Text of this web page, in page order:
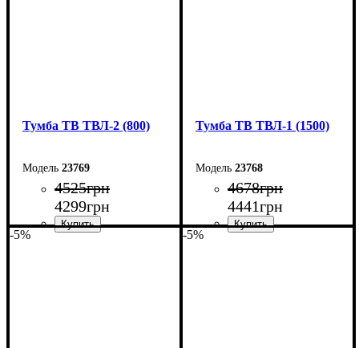
Тумба ТВ ТВЛ-2 (800)
23769
4525грн
4299грн
Тумба ТВ ТВЛ-1 (1500)
23768
4678грн
4441грн
-5% -5%